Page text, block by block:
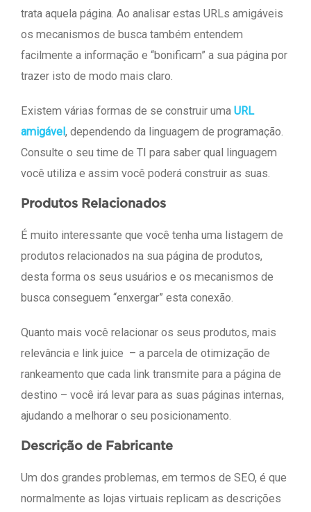
trata aquela página. Ao analisar estas URLs amigáveis
os mecanismos de busca também entendem
facilmente a informação e “bonificam” a sua página por
trazer isto de modo mais claro.
Existem várias formas de se construir uma URL
amigável, dependendo da linguagem de programação.
Consulte o seu time de TI para saber qual linguagem
você utiliza e assim você poderá construir as suas.
Produtos Relacionados
É muito interessante que você tenha uma listagem de
produtos relacionados na sua página de produtos,
desta forma os seus usuários e os mecanismos de
busca conseguem “enxergar” esta conexão.
Quanto mais você relacionar os seus produtos, mais
relevância e link juice – a parcela de otimização de
rankeamento que cada link transmite para a página de
destino – você irá levar para as suas páginas internas,
ajudando a melhorar o seu posicionamento.
Descrição de Fabricante
Um dos grandes problemas, em termos de SEO, é que
normalmente as lojas virtuais replicam as descrições